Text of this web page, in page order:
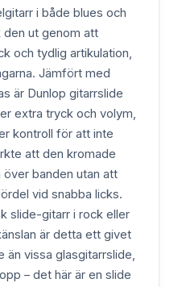
i både blues och
ut genom att
och tydlig artikulation,
Jämfört med
är Dunlop gitarrslide
extra tryck och volym,
kontroll för att inte
att den kromade
banden utan att
vid snabba licks.
slide-gitarr i rock eller
är detta ett givet
än vissa glasgitarrslide,
– det här är en slide